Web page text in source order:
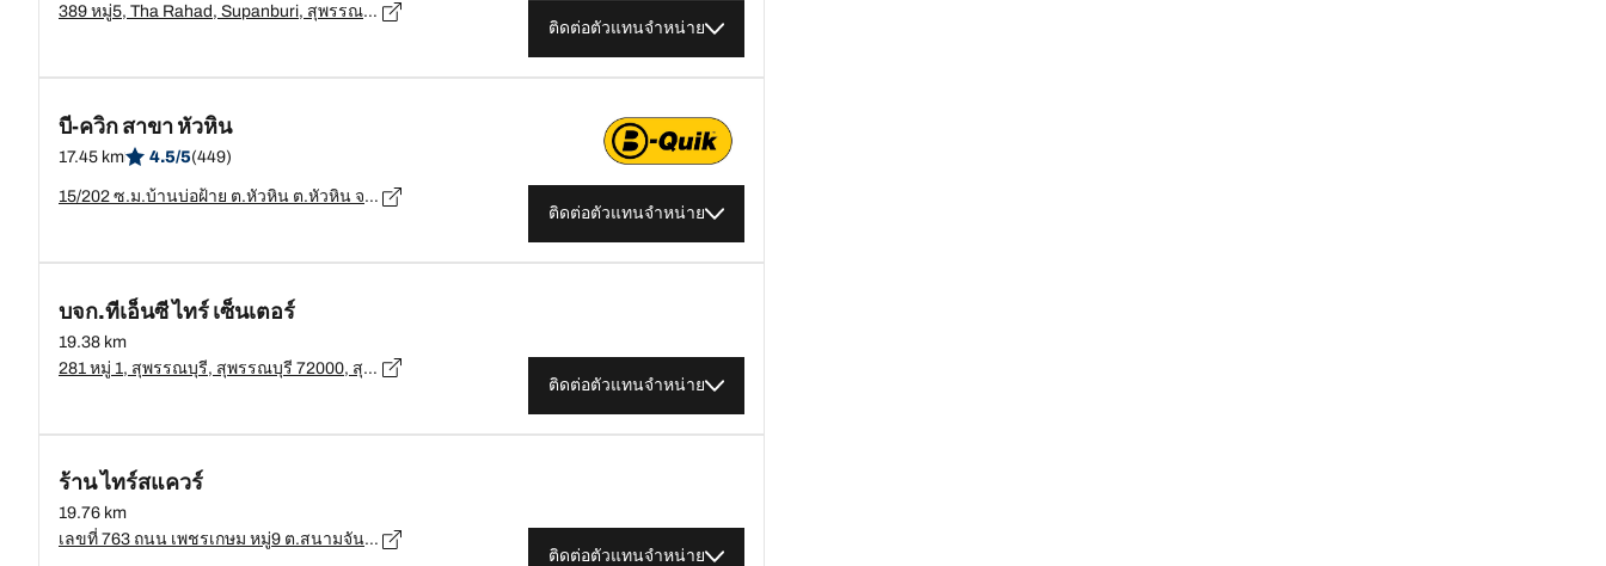
389 หมู่5, Tha Rahad, Supanburi, สุพรรณบุรี - 72000
ติดต่อตัวแทนจำหน่าย
บี-ควิก สาขา หัวหิน
17.45 km 4.5/5(449)
15/202 ซ.ม.บ้านบ่อฝ้าย ต.หัวหิน ต.หัวหิน จ.ประจวบคีรีขันธ์, ประจวบคีรีขันธ์ - 77110
ติดต่อตัวแทนจำหน่าย
บจก.ทีเอ็นซี ไทร์ เซ็นเตอร์
19.38 km
281 หมู่ 1, สุพรรณบุรี, สุพรรณบุรี 72000, สุพรรณบุรี - 72000
ติดต่อตัวแทนจำหน่าย
ร้าน ไทร์สแควร์
19.76 km
เลขที่ 763 ถนน เพชรเกษม หมู่9 ต.สนามจันทร์ อ.เมือง จ.นครปฐม, นครปฐม - 73000
ติดต่อตัวแทนจำหน่าย